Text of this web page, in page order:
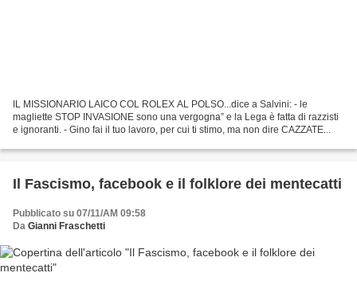
IL MISSIONARIO LAICO COL ROLEX AL POLSO...dice a Salvini: - le
magliette STOP INVASIONE sono una vergogna” e la Lega è fatta di razzisti
e ignoranti. - Gino fai il tuo lavoro, per cui ti stimo, ma non dire CAZZATE...
Il Fascismo, facebook e il folklore dei mentecatti
Pubblicato su 07/11/AM 09:58
Da Gianni Fraschetti